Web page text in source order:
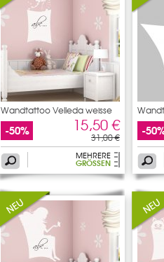
Wandtattoo Velleda weisse
-50% 15,50 €
31,00 €
MEHRERE
GRÖSSEN
-